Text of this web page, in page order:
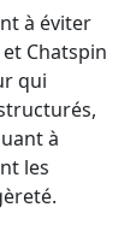
à éviter
Chatspin
qui
à
les